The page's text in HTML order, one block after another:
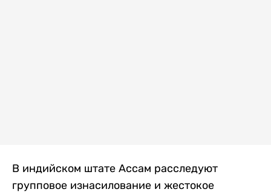
В индийском штате Ассам расследуют
групповое изнасилование и жестокое